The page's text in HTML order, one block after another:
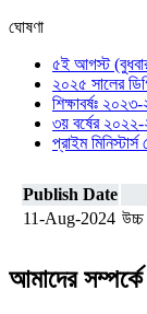
ঘোষণা
৫ই আগস্ট
২০২৫ সালের
শিক্ষাবর্ষঃ
৩য় বর্ষের ২০২২-
প্রাইম
Publish Date
11-Aug-2024 উচ্চ
আমাদের সম্পর্কে